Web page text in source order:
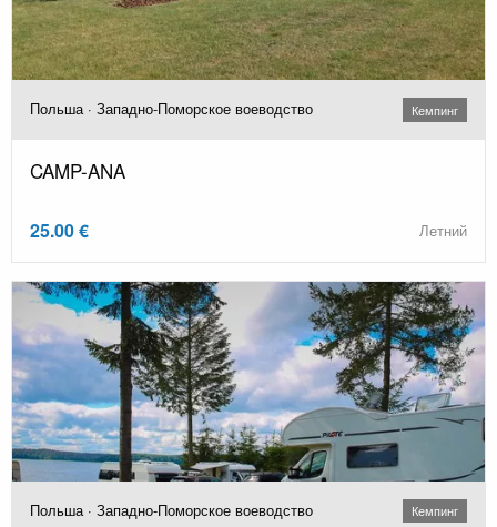
Польша · Западно-Поморское воеводство Кемпинг
CAMP-ANA
25.00 € Летний
Польша · Западно-Поморское воеводство Кемпинг